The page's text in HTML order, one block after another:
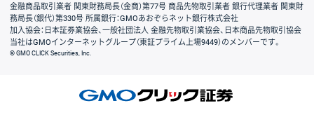
金融商品取引業者 関東財務局長（金商）第77号 商品先物取引業者 銀行代理業者 関東財
務局長（銀代）第330号 所属銀行：GMOあおぞらネット銀行株式会社
加入協会：日本証券業協会、一般社団法人 金融先物取引業協会、日本商品先物取引協会
当社はGMOインターネットグループ（東証プライム上場9449）のメンバーです。
© GMO CLICK Securities, Inc.